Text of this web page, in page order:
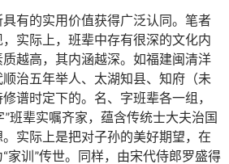
有的实用价值获得广泛认同。笔者
实际上，班辈中存有很深的文化内
越高，其内涵越深。如福建闽清洋
治五年举人、太湖知县、知府（未
谱时定下的。名、字班辈各一组，
”班辈实嘱齐家，蕴含传统士大夫治国
实际上是把对子孙的美好期望，在
家训”传世。同样，由宋代侍郎罗盛得